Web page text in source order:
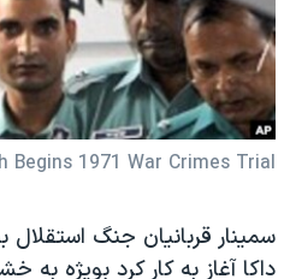
فرهنگ و زندگی
حقوق شهروندی
اقتصادی
علم و فناوری
گالری عکس
مستندها
انتخابات ریاست جمهوری آمریکا ۲۰۲۴
حمله جمهوری اسلامی به اسرائیل
رمز مهسا
اعتراضات زن، زندگی، آزادی
دنبال کنید
Begins 1971 War Crimes Trial
سمينار قربانيان جنگ استقلال
داکا آغاز به کار کرد بويژه به